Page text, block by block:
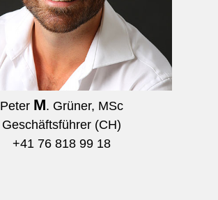
Peter M. Grüner, MSc
Geschäftsführer (CH)
+41 76 818 99 18